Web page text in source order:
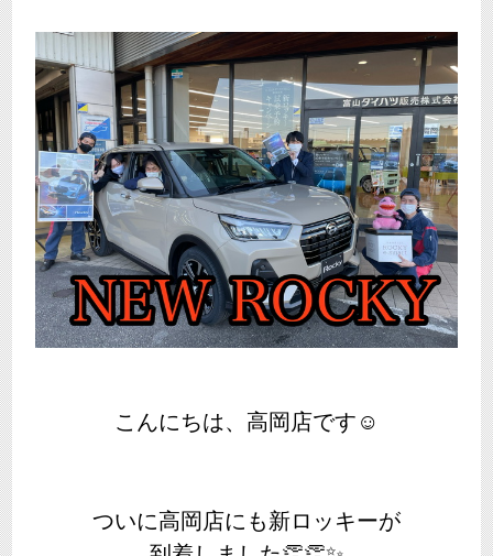
こんにちは、高岡店です☺
ついに高岡店にも新ロッキーが